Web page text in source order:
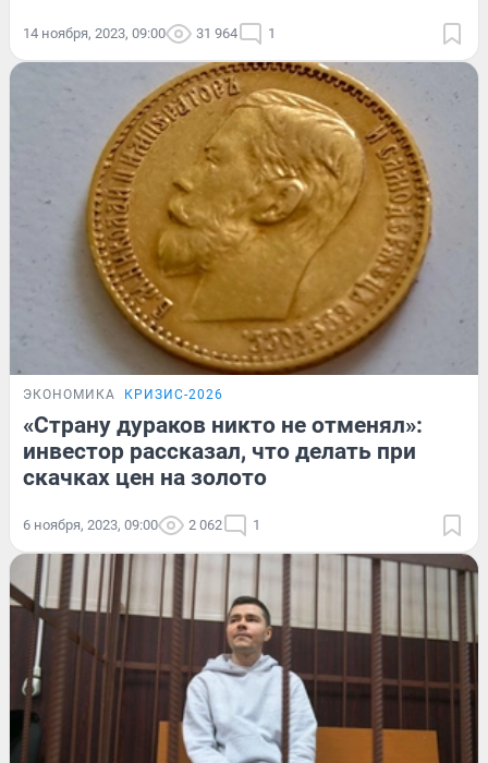
14 ноября, 2023, 09:00 31 964 1
ЭКОНОМИКА КРИЗИС-2026
«Страну дураков никто не отменял»:
инвестор рассказал, что делать при
скачках цен на золото
6 ноября, 2023, 09:00 2 062 1